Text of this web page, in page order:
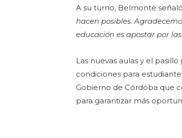
A su turno, Belmonte
hacen posibles.
educación es apostar por
Las nuevas aulas y el
condiciones para
Gobierno de Córdoba que
para garantizar más